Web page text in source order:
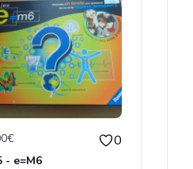
0
- e=M6